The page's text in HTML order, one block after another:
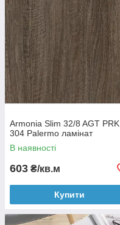
Armonia Slim 32/8 AGT PRK
304 Palermo ламінат
В наявності
603 ₴/кв.м
Купити